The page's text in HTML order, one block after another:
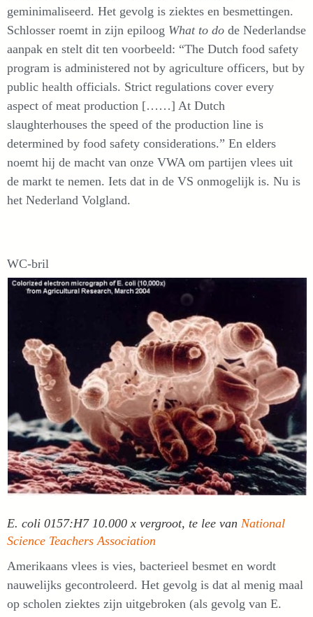
geminimaliseerd. Het gevolg is ziektes en besmettingen.
Schlosser roemt in zijn epiloog What to do de Nederlandse
aanpak en stelt dit ten voorbeeld: “The Dutch food safety
program is administered not by agriculture officers, but by
public health officials. Strict regulations cover every
aspect of meat production [……] At Dutch
slaughterhouses the speed of the production line is
determined by food safety considerations.” En elders
noemt hij de macht van onze VWA om partijen vlees uit
de markt te nemen. Iets dat in de VS onmogelijk is. Nu is
het Nederland Volgland.
WC-bril
E. coli 0157:H7 10.000 x vergroot, te lee van National
Science Teachers Association
Amerikaans vlees is vies, bacterieel besmet en wordt
nauwelijks gecontroleerd. Het gevolg is dat al menig maal
op scholen ziektes zijn uitgebroken (als gevolg van E.